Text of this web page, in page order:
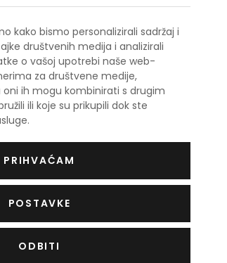
-10%
Cream
krema za učvršćivanje
kako bismo personalizirali sadržaj i
društvenih medija i analizirali
o vašoj upotrebi naše web-
za društvene medije,
oni ih mogu kombinirati s drugim
ili koje su prikupili dok ste
PRIHVAĆAM
POSTAVKE
ODBITI